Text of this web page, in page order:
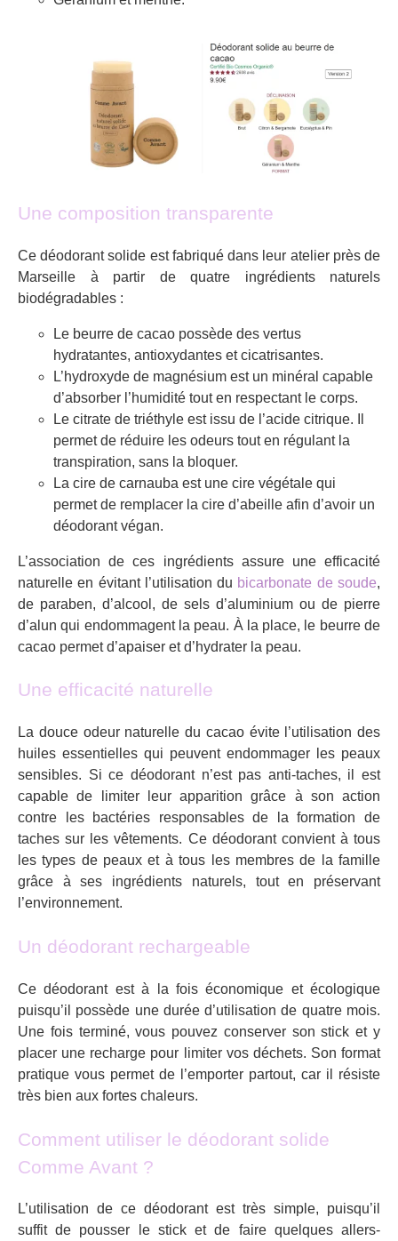
Une composition transparente
Ce déodorant solide est fabriqué dans leur atelier près de
Marseille à partir de quatre ingrédients naturels
biodégradables :
Le beurre de cacao possède des vertus
hydratantes, antioxydantes et cicatrisantes.
L’hydroxyde de magnésium est un minéral capable
d’absorber l’humidité tout en respectant le corps.
Le citrate de triéthyle est issu de l’acide citrique. Il
permet de réduire les odeurs tout en régulant la
transpiration, sans la bloquer.
La cire de carnauba est une cire végétale qui
permet de remplacer la cire d’abeille afin d’avoir un
déodorant végan.
L’association de ces ingrédients assure une efficacité
naturelle en évitant l’utilisation du bicarbonate de soude,
de paraben, d’alcool, de sels d’aluminium ou de pierre
d’alun qui endommagent la peau. À la place, le beurre de
cacao permet d’apaiser et d’hydrater la peau.
Une efficacité naturelle
La douce odeur naturelle du cacao évite l’utilisation des
huiles essentielles qui peuvent endommager les peaux
sensibles. Si ce déodorant n’est pas anti-taches, il est
capable de limiter leur apparition grâce à son action
contre les bactéries responsables de la formation de
taches sur les vêtements. Ce déodorant convient à tous
les types de peaux et à tous les membres de la famille
grâce à ses ingrédients naturels, tout en préservant
l’environnement.
Un déodorant rechargeable
Ce déodorant est à la fois économique et écologique
puisqu’il possède une durée d’utilisation de quatre mois.
Une fois terminé, vous pouvez conserver son stick et y
placer une recharge pour limiter vos déchets. Son format
pratique vous permet de l’emporter partout, car il résiste
très bien aux fortes chaleurs.
Comment utiliser le déodorant solide
Comme Avant ?
L’utilisation de ce déodorant est très simple, puisqu’il
suffit de pousser le stick et de faire quelques allers-